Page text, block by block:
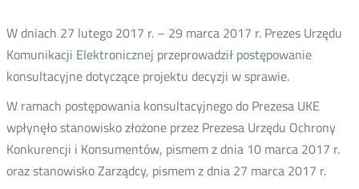
W dniach 27 lutego 2017 r. – 29 marca 2017 r. Prezes Urzędu
Komunikacji Elektronicznej przeprowadził postępowanie
konsultacyjne dotyczące projektu decyzji w sprawie.
W ramach postępowania konsultacyjnego do Prezesa UKE
wpłynęło stanowisko złożone przez Prezesa Urzędu Ochrony
Konkurencji i Konsumentów, pismem z dnia 10 marca 2017 r.
oraz stanowisko Zarządcy, pismem z dnia 27 marca 2017 r.